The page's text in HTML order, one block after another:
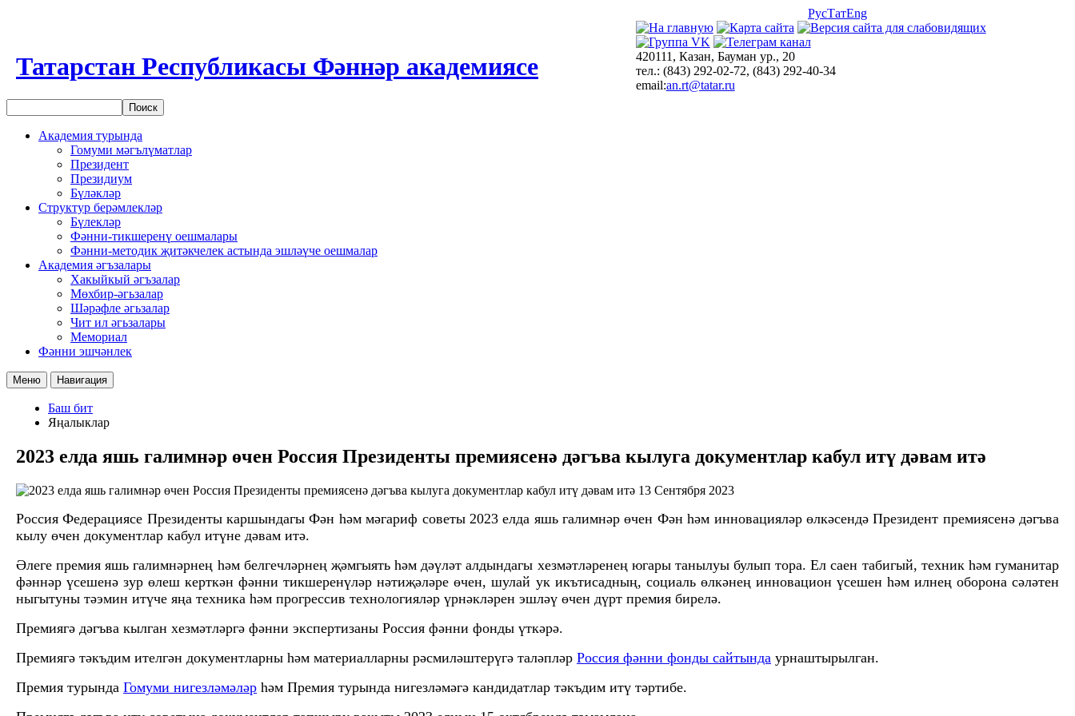
РусТатEng
Татарстан Республикасы Фәннәр академиясе
420111, Казан, Бауман ур., 20
тел.: (843) 292-02-72, (843) 292-40-34
email:an.rt@tatar.ru
Академия турында
Гомуми мәгълүматлар
Президент
Президиум
Бүләкләр
Структур берәмлекләр
Бүлекләр
Фәнни-тикшеренү оешмалары
Фәнни-методик җитәкчелек астында эшләүче оешмалар
Академия әгъзалары
Хакыйкый әгъзалар
Мөхбир-әгьзалар
Шәрәфле әгьзалар
Чит ил әгьзалары
Мемориал
Фәнни эшчәнлек
Меню Навигация
Баш бит
Яңалыклар
2023 елда яшь галимнәр өчен Россия Президенты премиясенә дәгъва кылуга документлар кабул итү дәвам итә
13 Сентября 2023
Россия Федерациясе Президенты каршындагы Фән һәм мәгариф советы 2023 елда яшь галимнәр өчен Фән һәм инновацияләр өлкәсендә Президент премиясенә дәгъва
кылу өчен документлар кабул итүне дәвам итә.
Әлеге премия яшь галимнәрнең һәм белгечләрнең җәмгыять һәм дәүләт алдындагы хезмәтләренең югары танылуы булып тора. Ел саен табигый, техник һәм гуманитар
фәннәр үсешенә зур өлеш керткән фәнни тикшеренүләр нәтиҗәләре өчен, шулай ук икътисадның, социаль өлкәнең инновацион үсешен һәм илнең оборона сәләтен
ныгытуны тәэмин итүче яңа техника һәм прогрессив технологияләр үрнәкләрен эшләү өчен дүрт премия бирелә.
Премиягә дәгъва кылган хезмәтләргә фәнни экспертизаны Россия фәнни фонды үткәрә.
Премиягә тәкъдим ителгән документларны һәм материалларны рәсмиләштерүгә таләпләр Россия фәнни фонды сайтында урнаштырылган.
Премия турында Гомуми нигезләмәләр һәм Премия турында нигезләмәгә кандидатлар тәкъдим итү тәртибе.